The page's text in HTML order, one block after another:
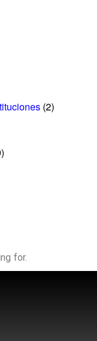
(2)
for.